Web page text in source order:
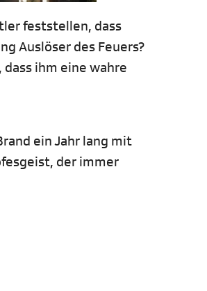
feststellen, dass
Auslöser des Feuers?
ihm eine wahre
ein Jahr lang mit
der immer